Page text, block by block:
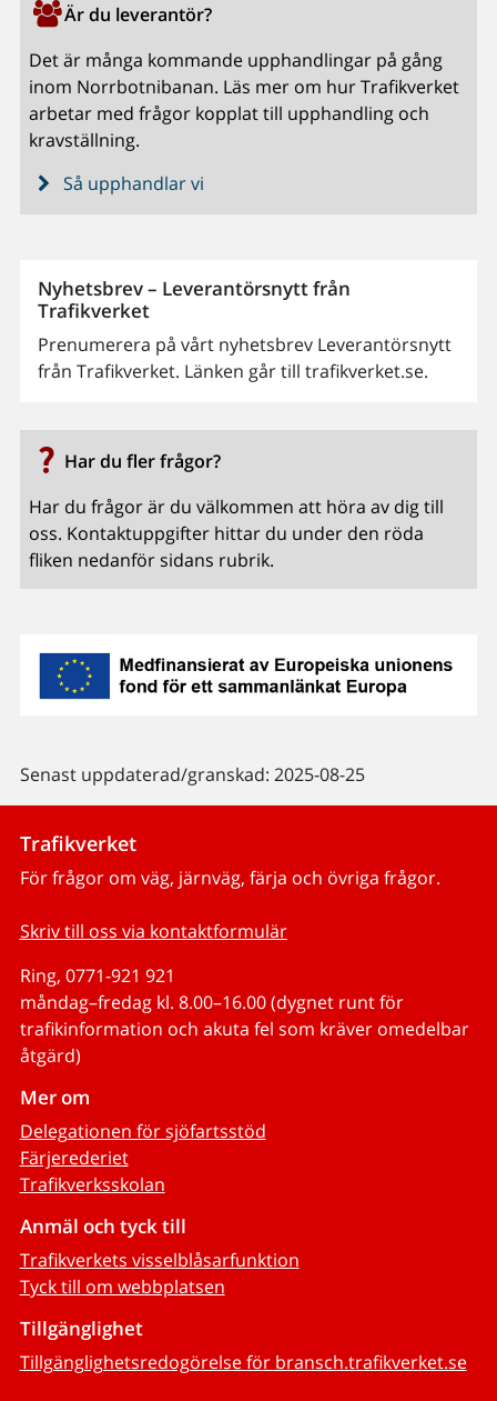
Är du leverantör?
Det är många kommande upphandlingar på gång
inom Norrbotnibanan. Läs mer om hur Trafikverket
arbetar med frågor kopplat till upphandling och
kravställning.
Så upphandlar vi
Nyhetsbrev – Leverantörsnytt från
Trafikverket
Prenumerera på vårt nyhetsbrev Leverantörsnytt
från Trafikverket. Länken går till trafikverket.se.
Har du fler frågor?
Har du frågor är du välkommen att höra av dig till
oss. Kontaktuppgifter hittar du under den röda
fliken nedanför sidans rubrik.
Senast uppdaterad/granskad: 2025-08-25
Trafikverket
För frågor om väg, järnväg, färja och övriga frågor.
Skriv till oss via kontaktformulär
Ring, 0771-921 921
måndag–fredag kl. 8.00–16.00 (dygnet runt för
trafikinformation och akuta fel som kräver omedelbar
åtgärd)
Mer om
Delegationen för sjöfartsstöd
Färjerederiet
Trafikverksskolan
Anmäl och tyck till
Trafikverkets visselblåsarfunktion
Tyck till om webbplatsen
Tillgänglighet
Tillgänglighetsredogörelse för bransch.trafikverket.se